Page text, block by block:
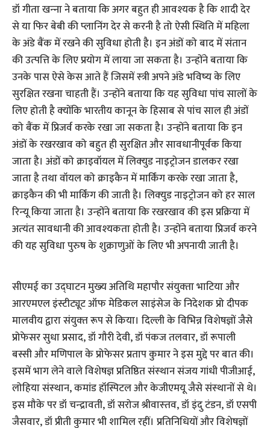
डॉ गीता खन्‍ना ने बताया कि अगर बहुत ही आवश्‍यक है कि शादी देर
से या फि‍र बेबी की प्‍लानिंग देर से करनी है तो ऐसी स्थिति में महिला
के अंडे बैंक में रखने की सुविधा होती है। इन अंडों को बाद में संतान
की उत्‍पत्ति के लिए प्रयोग में लाया जा सकता है। उन्‍होंने बताया कि
उनके पास ऐसे केस आते हैं जिसमें स्‍त्री अपने अंडे भविष्‍य के लिए
सुरक्षित रखना चाहती हैं। उन्‍होंने बताया कि यह सुविधा पांच सालों के
लिए होती है क्‍योंकि भारतीय कानून के हिसाब से पांच साल ही अंडों
को बैंक में प्रिजर्व करके रखा जा सकता है। उन्‍होंने बताया कि इन
अंडों के रखरखाव को बहुत ही सुरक्षित और सावधानीपूर्वक किया
जाता है। अंडों को क्राइवॉयल में लिक्‍युड नाइट्रोजन डालकर रखा
जाता है तथा वॉयल को क्राइकैन में मार्किंग करके रखा जाता है,
क्राइकैन की भी मार्किंग की जाती है। लिक्‍युड नाइट्रोजन को हर साल
रिन्‍यू किया जाता है। उन्‍होंने बताया कि रखरखाव की इस प्रक्रिया में
अत्‍यंत सावधानी की आवश्‍यकता होती है। उन्‍होंने बताया प्रिजर्व करने
की यह सुविधा पुरुष के शुक्राणुओं के लिए भी अपनायी जाती है।
सीएमई का उद्घाटन मुख्‍य अतिथि महापौर संयुक्‍ता भाटिया और
आरएमएल इंस्टीट्यूट ऑफ मेडिकल साइंसेज के निदेशक प्रो दीपक
मालवीय द्वारा संयुक्‍त रूप से किया। दिल्ली के विभिन्न विशेषज्ञों जैसे
प्रोफेसर सुधा प्रसाद, डॉ गौरी देवी, डॉ पंकज तलवार, डॉ रूपाली
बस्सी और मणिपाल के प्रोफेसर प्रताप कुमार ने इस मुद्दे पर बात की।
इसमें भाग लेने वाले विशेषज्ञ प्रतिष्ठित संस्‍थान संजय गांधी पीजीआई,
लोहिया संस्‍थान, कमांड हॉस्पिटल और केजीएमयू जैसे संस्‍थानों से थे।
इस मौके पर डॉ चन्‍द्रावती, डॉ सरोज श्रीवास्‍तव, डॉ इंदु टंडन, डॉ एसपी
जैसवार, डॉ प्रीती कुमार भी शामिल रहीं। प्रतिनिधियों और विशेषज्ञों